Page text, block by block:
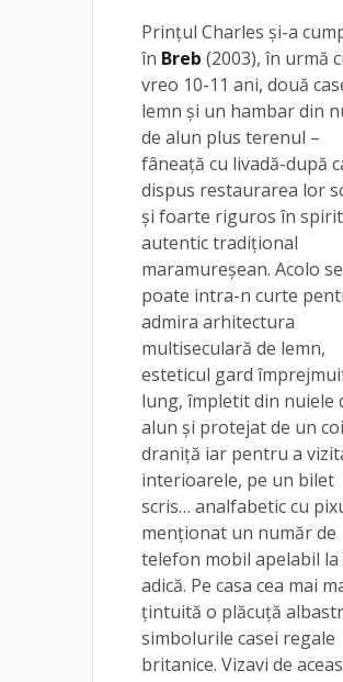
Prințul Charles și-a
în Breb (2003), în urmă
vreo 10-11 ani, două
lemn și un hambar din
de alun plus terenul –
fâneață cu livadă-după
dispus restaurarea lor
și foarte riguros în
autentic tradițional
maramureșean. Acolo se
poate intra-n curte
admira arhitectura
multiseculară de lemn,
esteticul gard
lung, împletit din nuiele
alun și protejat de un
draniță iar pentru a
interioarele, pe un bilet
scris… analfabetic cu
menționat un număr de
telefon mobil apelabil la
adică. Pe casa cea mai
țintuită o plăcuță
simbolurile casei regale
britanice. Vizavi de